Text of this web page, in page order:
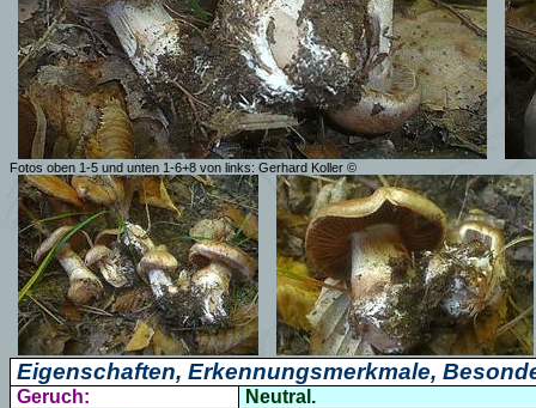
Fotos oben 1-5 und unten 1-6+8 von links: Gerhard Koller ©
Eigenschaften, Erkennungsmerkmale,
Geruch:
Neutral.